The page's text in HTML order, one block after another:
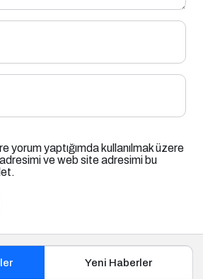
yorum yaptığımda kullanılmak üzere
ve web site adresimi bu
Yeni Haberler